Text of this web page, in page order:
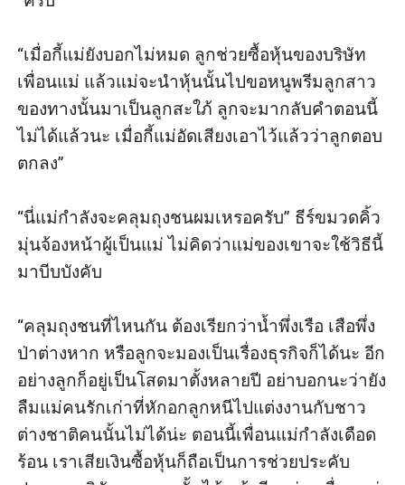
“เมื่อกี้แม่ยังบอกไม่หมด ลูกช่วยซื้อหุ้นของบริษัท
เพื่อนแม่ แล้วแม่จะนำหุ้นนั้นไปขอหนูพรีมลูกสาว
ของทางนั้นมาเป็นลูกสะใภ้ ลูกจะมากลับคำตอนนี้
ไม่ได้แล้วนะ เมื่อกี้แม่อัดเสียงเอาไว้แล้วว่าลูกตอบ
ตกลง”
“นี่แม่กำลังจะคลุมถุงชนผมเหรอครับ” ธีร์ขมวดคิ้ว
มุ่นจ้องหน้าผู้เป็นแม่ ไม่คิดว่าแม่ของเขาจะใช้วิธีนี้
มาบีบบังคับ
“คลุมถุงชนที่ไหนกัน ต้องเรียกว่าน้ำพึ่งเรือ เสือพึ่ง
ป่าต่างหาก หรือลูกจะมองเป็นเรื่องธุรกิจก็ได้นะ อีก
อย่างลูกก็อยู่เป็นโสดมาตั้งหลายปี อย่าบอกนะว่ายัง
ลืมแม่คนรักเก่าที่หักอกลูกหนีไปแต่งงานกับชาว
ต่างชาติคนนั้นไม่ได้น่ะ ตอนนี้เพื่อนแม่กำลังเดือด
ร้อน เราเสียเงินซื้อหุ้นก็ถือเป็นการช่วยประคับ